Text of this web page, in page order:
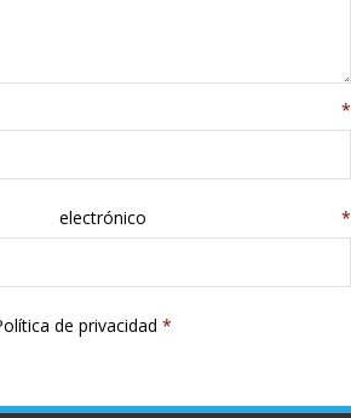
*
electrónico *
de privacidad *